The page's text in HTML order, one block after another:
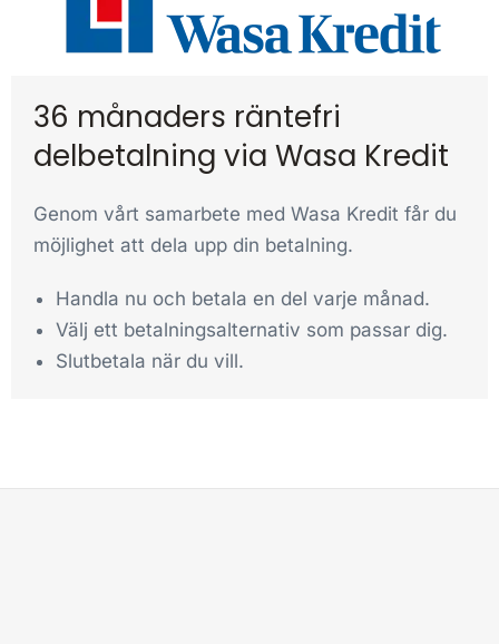
36 månaders räntefri
delbetalning via Wasa Kredit
Genom vårt samarbete med Wasa Kredit får du
möjlighet att dela upp din betalning.
Handla nu och betala en del varje månad.
Välj ett betalningsalternativ som passar dig.
Slutbetala när du vill.